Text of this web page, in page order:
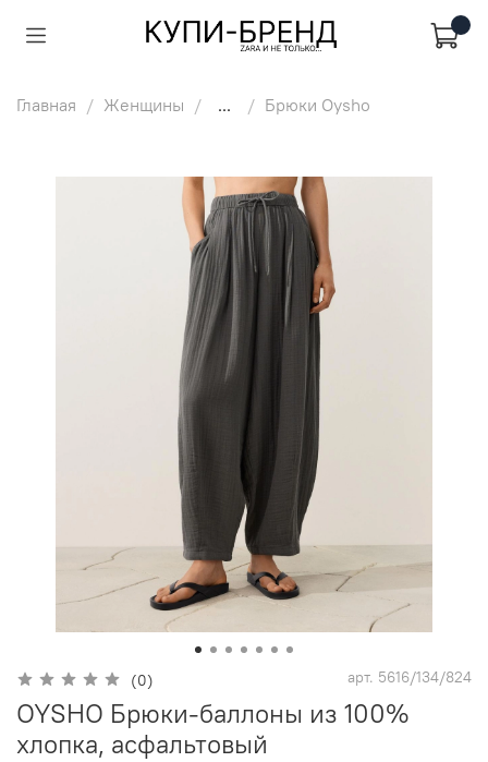
Главная Женщины ... Брюки Oysho
(0) арт. 5616/134/824
OYSHO Брюки-баллоны из 100%
хлопка, асфальтовый